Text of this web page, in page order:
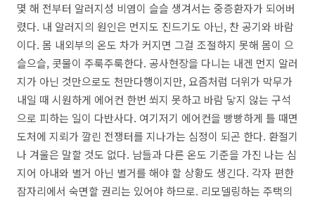
몇 해 전부터 알러지성 비염이 슬슬 생겨서는 중증환자가 되어버
렸다. 내 알러지의 원인은 먼지도 진드기도 아닌, 찬 공기와 바람
이다. 몸 내외부의 온도 차가 커지면 그걸 조절하지 못해 몸이 으
슬으슬, 콧물이 주룩주룩한다. 공사현장을 다니는 내겐 먼지 알러
지가 아닌 것만으로도 천만다행이지만, 요즘처럼 더위가 막무가
내일 때 시원하게 에어컨 한번 쐬지 못하고 바람 닿지 않는 구석
으로 피하는 일이 다반사다. 여기저기 에어컨을 빵빵하게 틀 때면
도처에 지뢰가 깔린 전쟁터를 지나가는 심정이 되곤 한다. 환절기
나 겨울은 말할 것도 없다. 남들과 다른 온도 기준을 가진 나는 심
지어 아내와 별거 아닌 별거를 해야 할 상황도 생긴다. 각자 편한
잠자리에서 숙면할 권리는 있어야 하므로. 리모델링하는 주택의